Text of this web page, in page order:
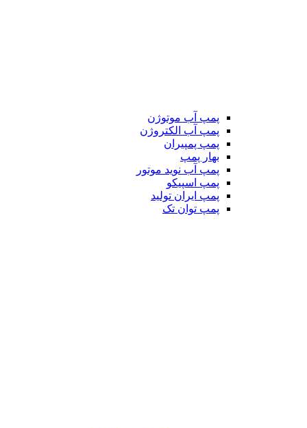
پمپ آب موتوژن
پمپ آب الکتروژن
پمپ پمپیران
بهار پمپ
پمپ آب نوید موتور
پمپ اسپیکو
پمپ ایران تولید
پمپ توان تک